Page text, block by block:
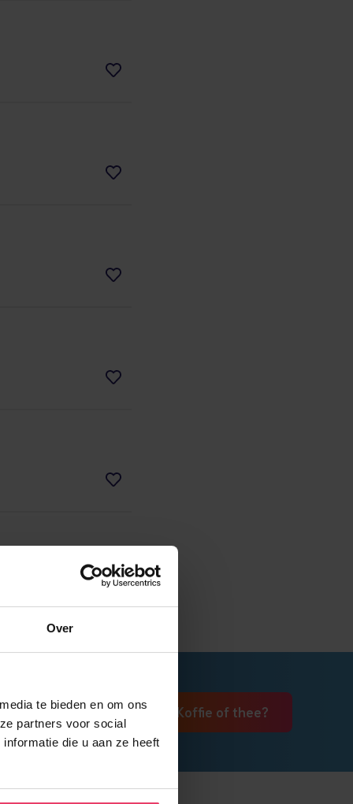
Over
te bieden en om ons
partners voor social
die u aan ze heeft
Koffie of thee?